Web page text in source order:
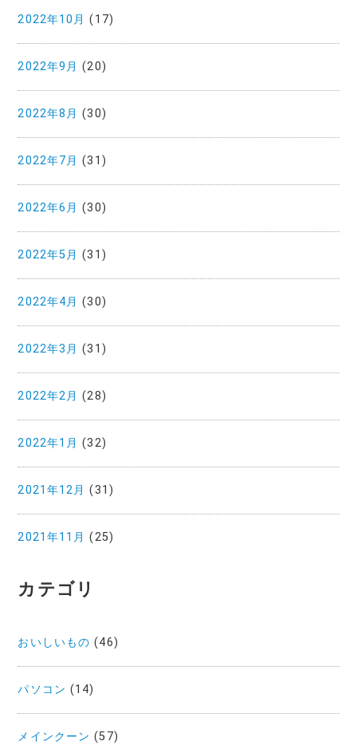
2022年10月 (17)
2022年9月 (20)
2022年8月 (30)
2022年7月 (31)
2022年6月 (30)
2022年5月 (31)
2022年4月 (30)
2022年3月 (31)
2022年2月 (28)
2022年1月 (32)
2021年12月 (31)
2021年11月 (25)
カテゴリ
おいしいもの (46)
パソコン (14)
メインクーン (57)